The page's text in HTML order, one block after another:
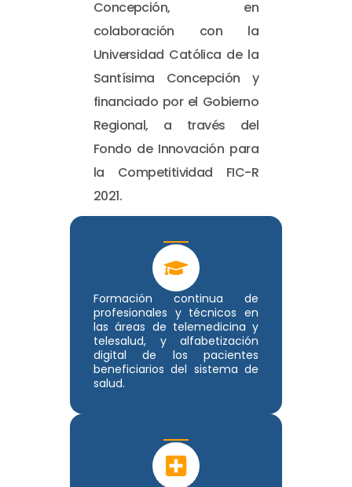
Formación continua de
profesionales y técnicos en
las áreas de telemedicina y
telesalud, y alfabetización
digital de los pacientes
beneficiarios del sistema de
salud.
Concepción, en
colaboración con la
Universidad Católica de la
Santísima Concepción y
financiado por el Gobierno
Regional, a través del
Fondo de Innovación para
la Competitividad FIC-R
2021.